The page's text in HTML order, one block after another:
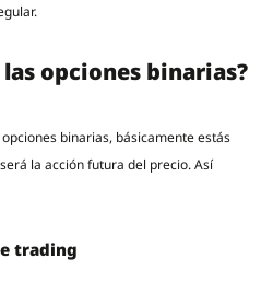
opciones binarias?
binarias, básicamente estás
la acción futura del precio. Así
trading